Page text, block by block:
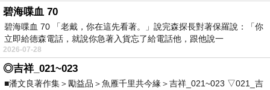
碧海喋血 70
碧海喋血 70 「老戴，你在這先看著。」說完森探長對著保羅說：「你
立即給德森電話，就說你急著入貨忘了給電話他，跟他說一
2026-07-28
◎吉祥_021~023
■潘文良著作集＞勵益品＞魚雁千里共今緣＞吉祥_021~023 ▽021_吉